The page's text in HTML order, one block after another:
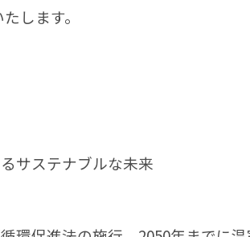
します。
サステナブルな未来